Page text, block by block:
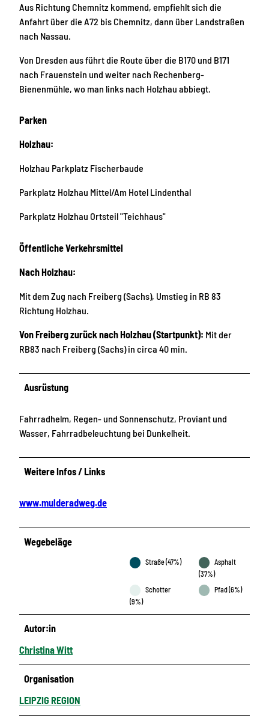
Aus Richtung Chemnitz kommend, empfiehlt sich die
Anfahrt über die A72 bis Chemnitz, dann über Landstraßen
nach Nassau.
Von Dresden aus führt die Route über die B170 und B171
nach Frauenstein und weiter nach Rechenberg-
Bienenmühle, wo man links nach Holzhau abbiegt.
Parken
Holzhau:
Holzhau Parkplatz Fischerbaude
Parkplatz Holzhau Mittel/Am Hotel Lindenthal
Parkplatz Holzhau Ortsteil "Teichhaus"
Öffentliche Verkehrsmittel
Nach Holzhau:
Mit dem Zug nach Freiberg (Sachs), Umstieg in RB 83
Richtung Holzhau.
Von Freiberg zurück nach Holzhau (Startpunkt): Mit der
RB83 nach Freiberg (Sachs) in circa 40 min.
Ausrüstung
Fahrradhelm, Regen- und Sonnenschutz, Proviant und
Wasser, Fahrradbeleuchtung bei Dunkelheit.
Weitere Infos / Links
www.mulderadweg.de
Wegebeläge
Straße (47%)
Asphalt
(37%)
Schotter
(9%)
Pfad (6%)
Autor:in
Christina Witt
Organisation
LEIPZIG REGION